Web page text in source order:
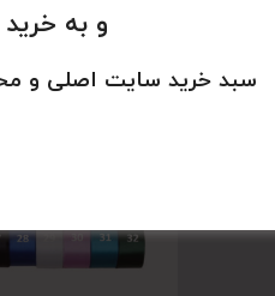
و به
سبد خرید سایت اصلی و